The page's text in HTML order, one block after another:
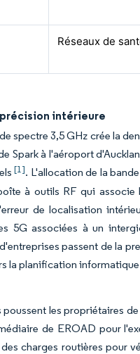
Réseaux de
intérieure
spectre 3,5 GHz crée la
Spark à l'aéroport
[1]. L'allocation de la
à outils RF qui
de localisation
5G associées à un
passent de la
la planification
les propriétaires
de EROAD pour
charges routières pour